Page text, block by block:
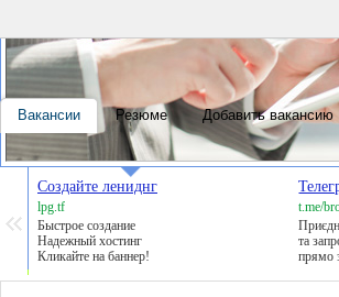
Создайте лениднг
lpg.tf
Быстрое создание
Надежный хостинг
Кликайте на баннер!
t.me/
та
прямо
Вакансии Резюме Добавить вакансию